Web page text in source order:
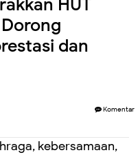
HUT
dan
Komentar
kebersamaan,